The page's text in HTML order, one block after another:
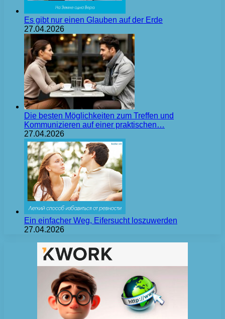
Es gibt nur einen Glauben auf der Erde
27.04.2026
Die besten Möglichkeiten zum Treffen und
Kommunizieren auf einer praktischen…
27.04.2026
Ein einfacher Weg, Eifersucht loszuwerden
27.04.2026